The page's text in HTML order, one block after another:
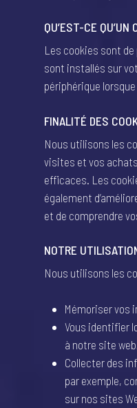
QU’EST-CE QU’UN
Les cookies sont
sont installés sur
périphérique
FINALITÉ DES
Nous utilisons les
visites et vos
efficaces. Les
également
et de comprendre
NOTRE
Nous utilisons les
Mémoriser vos
Vous identifier
à notre site web.
Collecter des
par exemple,
sur nos sites